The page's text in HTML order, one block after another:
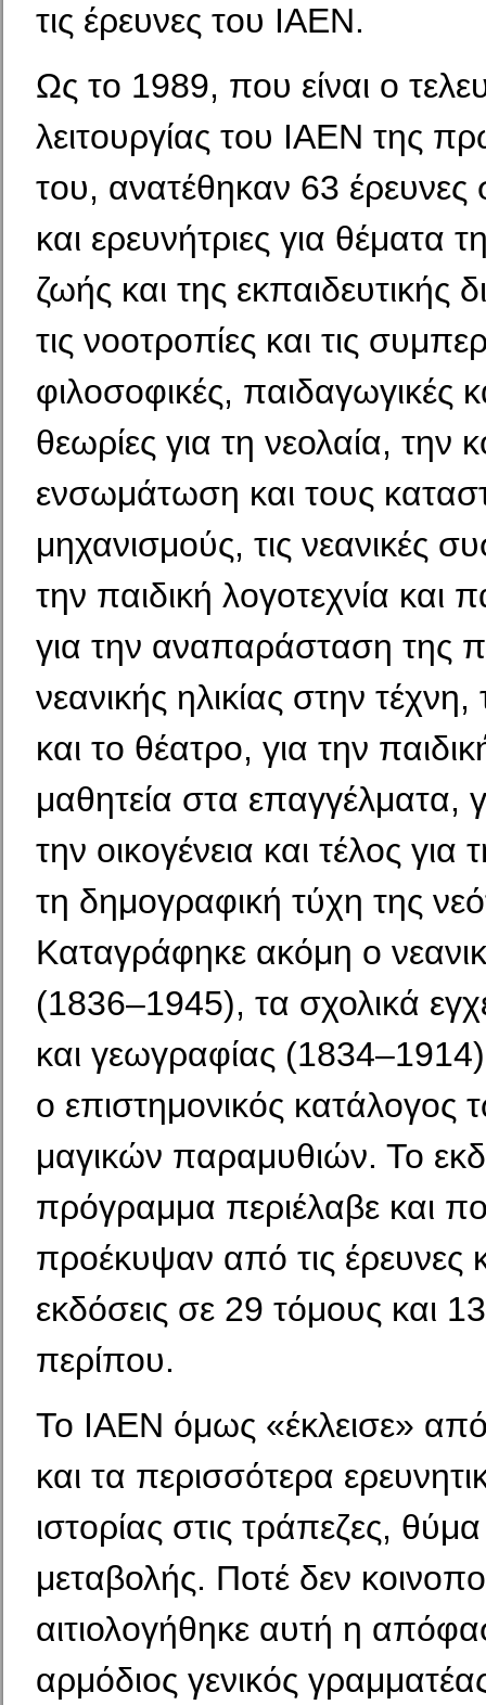
τις έρευνες του ΙΑΕΝ.
Ως το 1989, που είναι ο
λειτουργίας του ΙΑΕΝ της
του, ανατέθηκαν 63 έρευνες
και ερευνήτριες για θέματα
ζωής και της εκπαιδευτικής
τις νοοτροπίες και τις
φιλοσοφικές, παιδαγωγικές
θεωρίες για τη νεολαία, την
ενσωμάτωση και τους
μηχανισμούς, τις νεανικές
την παιδική λογοτεχνία και
για την αναπαράσταση της
νεανικής ηλικίας στην τέχνη,
και το θέατρο, για την
μαθητεία στα επαγγέλματα,
την οικογένεια και τέλος για
τη δημογραφική τύχη της
Καταγράφηκε ακόμη ο
(1836–1945), τα σχολικά
και γεωγραφίας
ο επιστημονικός κατάλογος
μαγικών παραμυθιών. Το
πρόγραμμα περιέλαβε και
προέκυψαν από τις έρευνες
εκδόσεις σε 29 τόμους και
περίπου.
Το ΙΑΕΝ όμως «έκλεισε»
και τα περισσότερα
ιστορίας στις τράπεζες,
μεταβολής. Ποτέ δεν
αιτιολογήθηκε αυτή η
αρμόδιος γενικός